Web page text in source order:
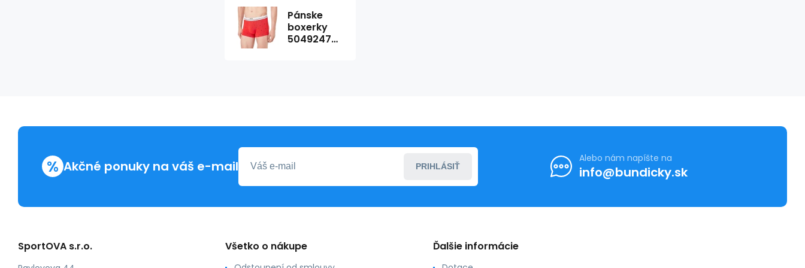
Pánske
boxerky
50492475-
% Akčné ponuky na váš e-mail PRIHLÁSIŤ
Alebo nám napíšte na
info@bundicky.sk
SportOVA s.r.o. Všetko o nákupe Ďalšie informácie